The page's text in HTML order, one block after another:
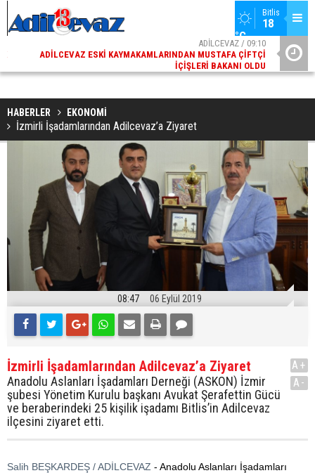
Bitlis
18
°C
ADİLCEVAZ / 09:10
ADILCEVAZ ESKI KAYMAKAMLARINDAN MUSTAFA ÇIFTÇI
İÇIŞLERI BAKANI OLDU
HABERLER EKONOMİ
İzmirli İşadamlarından Adilcevaz’a Ziyaret
08:47 06 Eylül 2019
İzmirli İşadamlarından Adilcevaz’a Ziyaret
Anadolu Aslanları İşadamları Derneği (ASKON) İzmir
şubesi Yönetim Kurulu başkanı Avukat Şerafettin Gücü
ve beraberindeki 25 kişilik işadamı Bitlis’in Adilcevaz
ilçesini ziyaret etti.
A+
A-
Salih BEŞKARDEŞ / ADİLCEVAZ - Anadolu Aslanları İşadamları